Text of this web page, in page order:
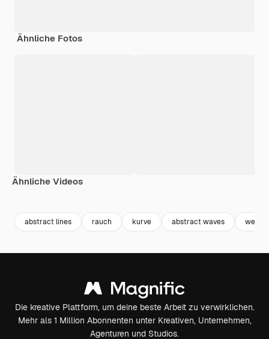
Ähnliche Fotos
Ähnliche Videos
abstract lines rauch kurve abstract waves wellen
Die kreative Plattform, um deine beste Arbeit zu verwirklichen.
Mehr als 1 Million Abonnenten unter Kreativen, Unternehmen,
Agenturen und Studios.